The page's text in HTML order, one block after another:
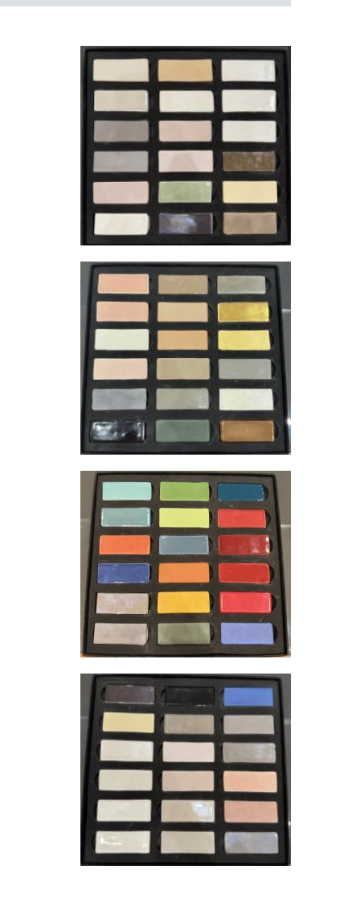
объекта и варьируются от 5 до 10 рабочих дней. Возможна
логистических специалистов с опытом работы в
всех этапах маршрута.
страхование для критичных партий товара.